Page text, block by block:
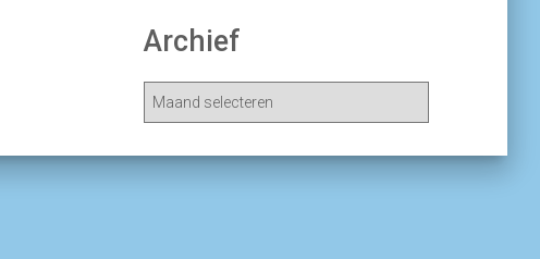
Archief
h